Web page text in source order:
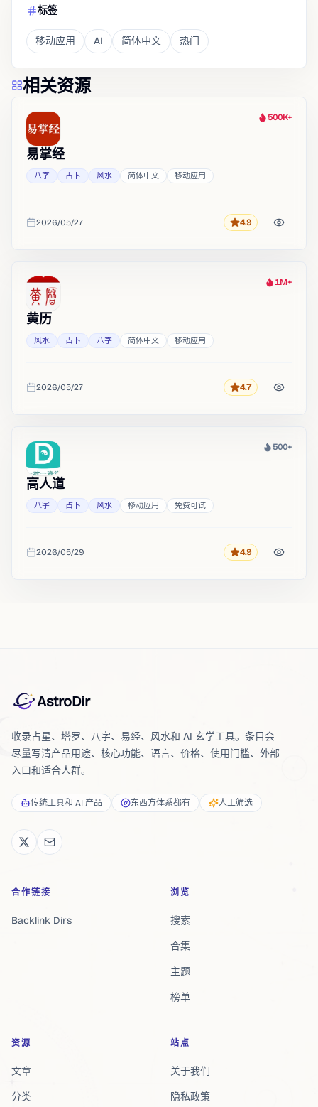
标签
移动应用 AI 简体中文 热门
相关资源
热度
500K+
易掌经
八字 占卜 风水 简体中文 移动应用
收录时间
2026/05/27 评分4.9
热度
1M+
黄历
风水 占卜 八字 简体中文 移动应用
收录时间
2026/05/27 评分4.7
热度
500+
高人道
八字 占卜 风水 移动应用 免费可试
收录时间
2026/05/29 评分4.9
AstroDir
收录占星、塔罗、八字、易经、风水和 AI 玄学工具。条目会
尽量写清产品用途、核心功能、语言、价格、使用门槛、外部
入口和适合人群。
传统工具和 AI 产品 东西方体系都有 人工筛选
合作链接
Backlink Dirs
浏览
搜索
合集
主题
榜单
资源
文章
分类
站点
关于我们
隐私政策